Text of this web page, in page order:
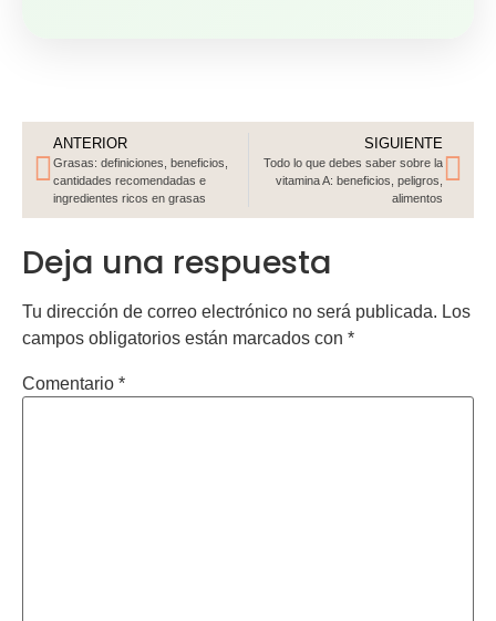
ANTERIOR
Grasas: definiciones, beneficios,
cantidades recomendadas e
ingredientes ricos en grasas
SIGUIENTE
Todo lo que debes saber sobre la
vitamina A: beneficios, peligros,
alimentos
Deja una respuesta
Tu dirección de correo electrónico no será publicada. Los
campos obligatorios están marcados con *
Comentario *